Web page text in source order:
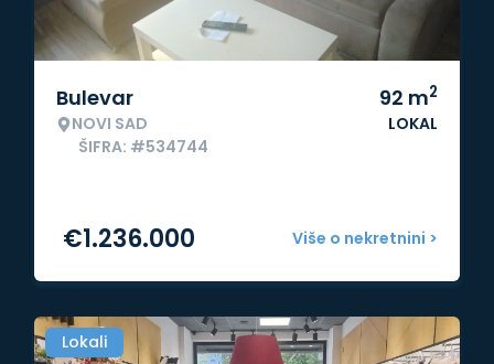
Bulevar
NOVI SAD
ŠIFRA: #534744
92 m2
LOKAL
Više o nekretnini >
€1.236.000
Lokali